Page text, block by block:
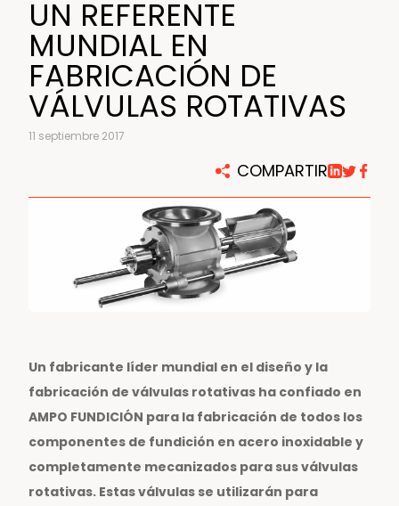
UN REFERENTE
MUNDIAL EN
FABRICACIÓN DE
VÁLVULAS ROTATIVAS
11 septiembre 2017
COMPARTIR
Un fabricante líder mundial en el diseño y la
fabricación de válvulas rotativas ha confiado en
AMPO FUNDICIÓN para la fabricación de todos los
componentes de fundición en acero inoxidable y
completamente mecanizados para sus válvulas
rotativas. Estas válvulas se utilizarán para